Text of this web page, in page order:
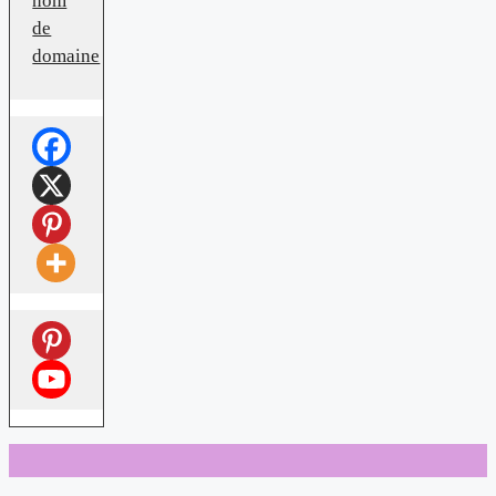
de
domaine